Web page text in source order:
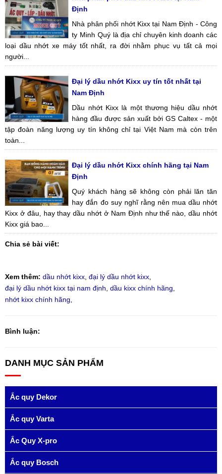
Định
Nhà phân phối nhớt Kixx tại Nam Định - Công
ty Minh Quý là địa chỉ chuyên kinh doanh các
loại dầu nhớt xe máy tốt nhất, ra đời nhằm phục vụ tất cả mọi
người...
Đại lý dầu nhớt Kixx uy tín tốt nhất tại
Nam Định
Dầu nhớt Kixx là một thương hiệu dầu nhớt
hàng đầu được sản xuất bởi GS Caltex - một
tập đoàn năng lượng uy tín không chỉ tại Việt Nam mà còn trên
toàn...
Đại lý dầu nhớt Kixx chính hãng tại Nam
Định
Quý khách hàng sẽ không còn phải lăn tăn
hay đắn đo suy nghĩ rằng nên mua dầu nhớt
Kixx ở đâu, hay thay dầu nhớt ở Nam Định như thế nào, dầu nhớt
Kixx giá bao...
Chia sẻ bài viết:
Xem thêm: dầu nhớt kixx đại lý dầu nhớt kixx
đại lý dầu nhớt kixx tại nam định dầu kixx chính hãng
nhớt kixx chính hãng
Bình luận:
DANH MỤC SẢN PHẨM
Ắc quy Dekor
Ắc quy Varta
Ắc Quy X-pro
Ắc quy Bosch